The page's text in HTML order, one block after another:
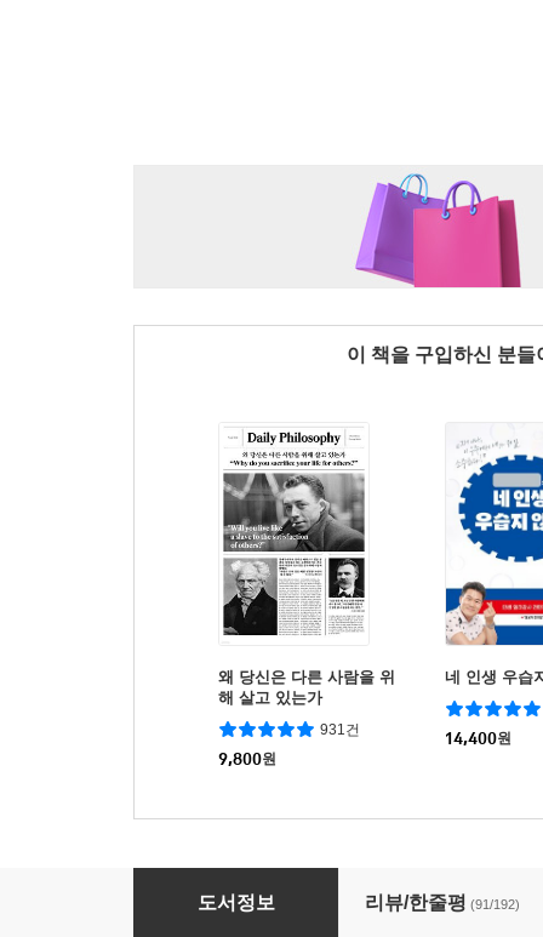
이 책을 구입하신 분
왜 당신은 다른 사람을 위
해 살고 있는가
931건
9,800원
네 인생 우습
14,400원
제 인생에 답이 없어요
도서정보 리뷰/한줄평 (91/192)